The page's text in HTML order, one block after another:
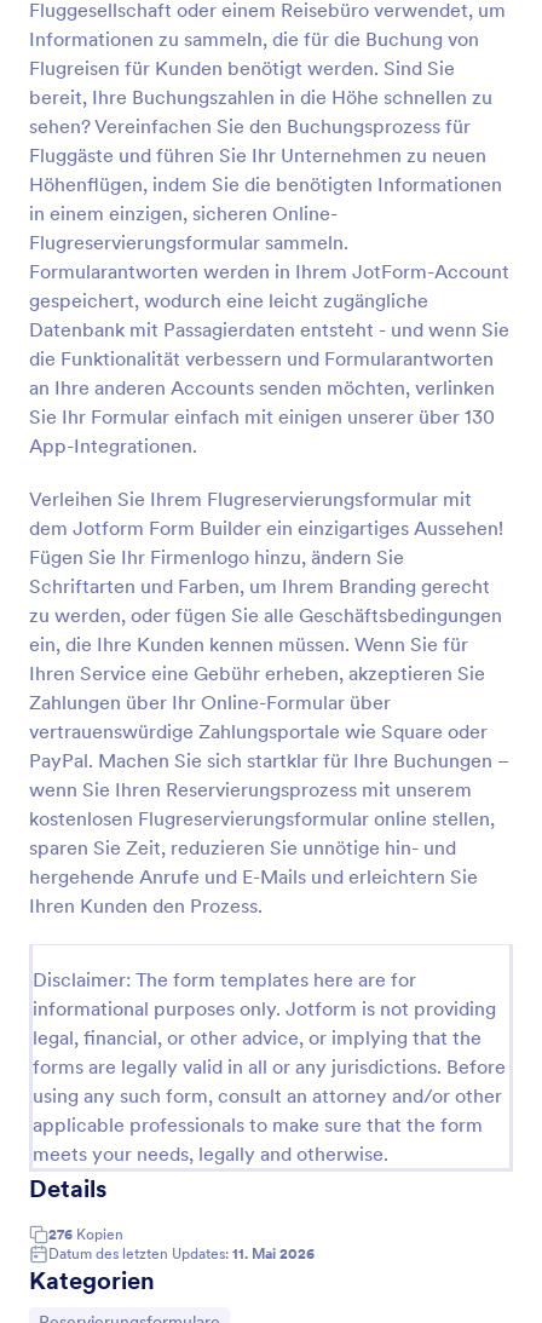
Fluggesellschaft oder einem Reisebüro verwendet, um
Informationen zu sammeln, die für die Buchung von
Flugreisen für Kunden benötigt werden. Sind Sie
bereit, Ihre Buchungszahlen in die Höhe schnellen zu
sehen? Vereinfachen Sie den Buchungsprozess für
Fluggäste und führen Sie Ihr Unternehmen zu neuen
Höhenflügen, indem Sie die benötigten Informationen
in einem einzigen, sicheren Online-
Flugreservierungsformular sammeln.
Formularantworten werden in Ihrem JotForm-Account
gespeichert, wodurch eine leicht zugängliche
Datenbank mit Passagierdaten entsteht - und wenn Sie
die Funktionalität verbessern und Formularantworten
an Ihre anderen Accounts senden möchten, verlinken
Sie Ihr Formular einfach mit einigen unserer über 130
App-Integrationen.
Verleihen Sie Ihrem Flugreservierungsformular mit
dem Jotform Form Builder ein einzigartiges Aussehen!
Fügen Sie Ihr Firmenlogo hinzu, ändern Sie
Schriftarten und Farben, um Ihrem Branding gerecht
zu werden, oder fügen Sie alle Geschäftsbedingungen
ein, die Ihre Kunden kennen müssen. Wenn Sie für
Ihren Service eine Gebühr erheben, akzeptieren Sie
Zahlungen über Ihr Online-Formular über
vertrauenswürdige Zahlungsportale wie Square oder
PayPal. Machen Sie sich startklar für Ihre Buchungen –
wenn Sie Ihren Reservierungsprozess mit unserem
kostenlosen Flugreservierungsformular online stellen,
sparen Sie Zeit, reduzieren Sie unnötige hin- und
hergehende Anrufe und E-Mails und erleichtern Sie
Ihren Kunden den Prozess.
Disclaimer: The form templates here are for
informational purposes only. Jotform is not providing
legal, financial, or other advice, or implying that the
forms are legally valid in all or any jurisdictions. Before
using any such form, consult an attorney and/or other
applicable professionals to make sure that the form
meets your needs, legally and otherwise.
Details
276 Kopien
Datum des letzten Updates: 11. Mai 2026
Kategorien
Vorschau
Flugreservierungsformular
Ein Flugreservierungsformular wird von einer
Fluggesellschaft oder einem Reisebüro verwendet,
um Informationen zu sammeln, die für die Buchung
von Flugreisen für Kunden benötigt werden.
Go to Category:
Reservierungsformulare
Vorlage verwenden
Vorschau